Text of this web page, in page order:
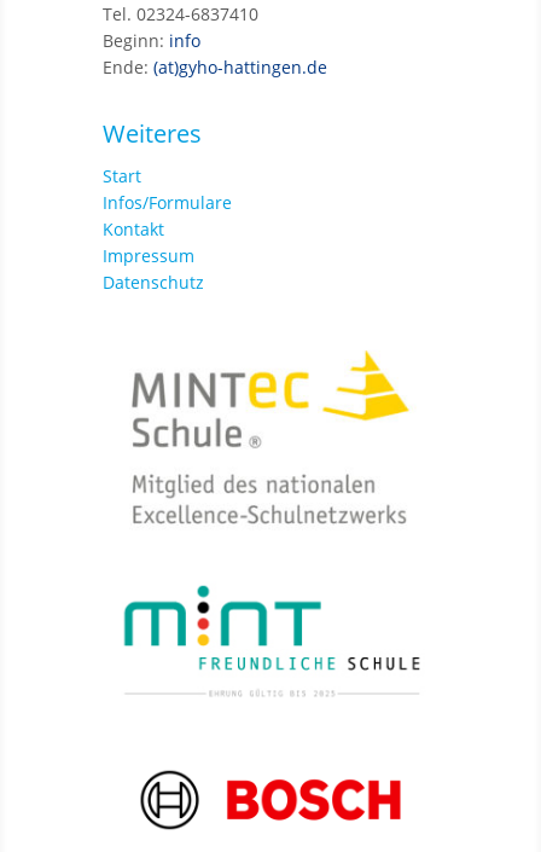
Tel. 02324-6837410
Beginn: info
Ende: (at)gyho-hattingen.de
Weiteres
Start
Infos/Formulare
Kontakt
Impressum
Datenschutz